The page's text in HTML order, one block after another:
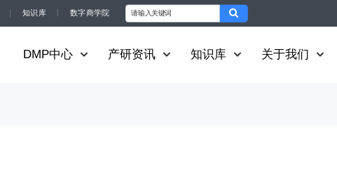
知识库 数字商学院
DMP中心 产研资讯 知识库 关于我们